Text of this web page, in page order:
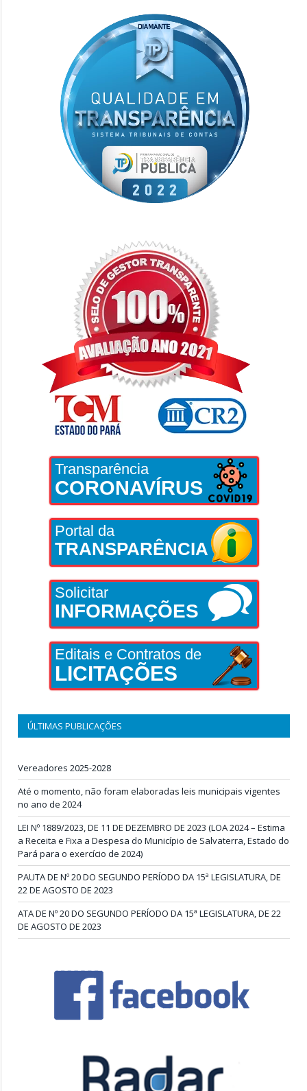
Transparência
CORONAVÍRUS
Portal da
TRANSPARÊNCIA
Solicitar
INFORMAÇÕES
Editais e Contratos de
LICITAÇÕES
ÚLTIMAS PUBLICAÇÕES
Vereadores 2025-2028
Até o momento, não foram elaboradas leis municipais vigentes
no ano de 2024
LEI Nº 1889/2023, DE 11 DE DEZEMBRO DE 2023 (LOA 2024 – Estima
a Receita e Fixa a Despesa do Município de Salvaterra, Estado do
Pará para o exercício de 2024)
PAUTA DE Nº 20 DO SEGUNDO PERÍODO DA 15ª LEGISLATURA, DE
22 DE AGOSTO DE 2023
ATA DE Nº 20 DO SEGUNDO PERÍODO DA 15ª LEGISLATURA, DE 22
DE AGOSTO DE 2023